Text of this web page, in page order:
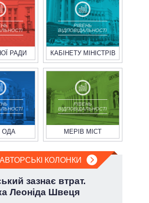
РАДИ
РІВЕНЬ
ВІДПОВІДАЛЬНОСТІ
КАБІНЕТУ МІНІСТРІВ
ОДА
РІВЕНЬ
ВІДПОВІДАЛЬНОСТІ
МЕРІВ МІСТ
АВТОРСЬКІ КОЛОНКИ
зазнає втрат.
Леоніда Швеця